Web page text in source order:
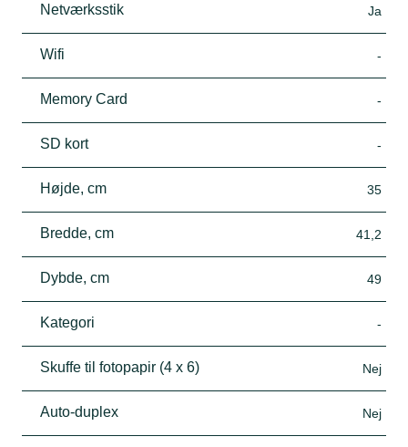
Netværksstik Ja
Wifi -
Memory Card -
SD kort -
Højde, cm 35
Bredde, cm 41,2
Dybde, cm 49
Kategori -
Skuffe til fotopapir (4 x 6) Nej
Auto-duplex Nej